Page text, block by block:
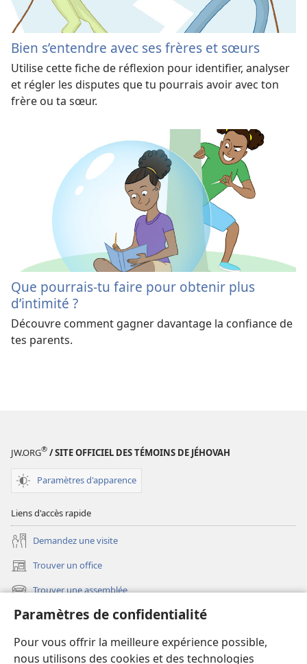
Paramètres de confidentialité
Pour vous offrir la meilleure expérience possible,
nous utilisons des cookies et des technologies
Bien s’entendre avec ses frères et sœurs
Utilise cette fiche de réflexion pour identifier, analyser
et régler les disputes que tu pourrais avoir avec ton
frère ou ta sœur.
Que pourrais-tu faire pour obtenir plus
d’intimité ?
Découvre comment gagner davantage la confiance de
tes parents.
JW.ORG® / SITE OFFICIEL DES TÉMOINS DE JÉHOVAH
Paramètres d'apparence
Liens d'accès rapide
Demandez une visite
Trouver un office
(ouvre
une
fenêtre)
Trouver une assemblée
(ouvre
une
nouvelle
fenêtre)
Les nouveautés
Vidéos